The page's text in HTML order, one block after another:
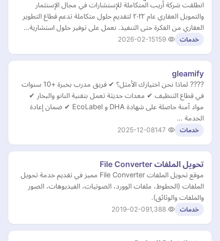
انطلقت شركة أريب المتكاملة للإستشارات في مجال الإستثمار
والتمويل العقاري عام ٢٠٢٢ لتقديم حلول متكاملة تدعم قطاع التطوير
العقاري من الفكرة حتى التنفيذ. نعمل على توفير حلول استشارية…
خدمات 2026-02-15
gleamify
???? لماذا نحن اختيارك الأمثل؟ ✔ فريق مدرب بخبرة +10 سنوات
في قطاع التنظيف ✔ معدات حديثة تعمل بتقنية النانو والبخار ✔
مواد آمنة حاصلة على شهادة DHA و EcoLabel ✔ ضمان إعادة
الخدمة …
خدمات 2025-12-08
تحويل الملفات File Converter
موقع تحويل الملفات File Converter مميز في تقديم خدمة تحويل
الملفات (الخطوط، ملفات الوورد، الصوتيات، الفيديوهات، الصور
والملفات والوثائق).
خدمات 2019-02-09